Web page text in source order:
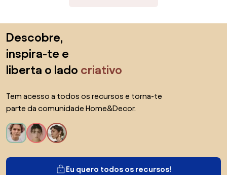
Descobre,
inspira-te e
liberta o lado criativo
Tem acesso a todos os recursos e torna-te
parte da comunidade Home&Decor.
Eu quero todos os recursos!